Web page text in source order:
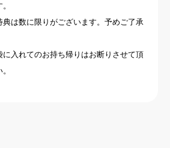
は数に限りがございます。予めご了承
入れてのお持ち帰りはお断りさせて頂